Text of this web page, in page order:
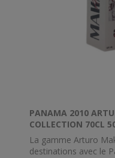
PANAMA 2010
COLLECTION 70CL
La gamme Arturo
destinations avec le